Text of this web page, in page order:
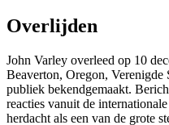
Overlijden
John Varley overleed op 10
Beaverton, Oregon, Verenigde
publiek bekendgemaakt.
reacties vanuit de
herdacht als een van de grote